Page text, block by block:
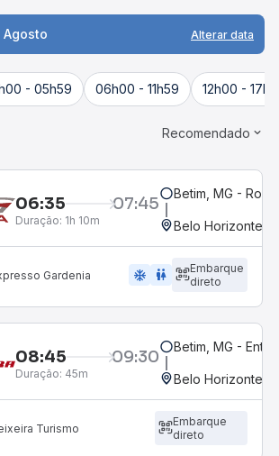
Agosto Alterar data
- 05h59 06h00 - 11h59 12h00 -
Recomendado
06:35 07:45
Duração: 1h 10m
Betim, MG -
Belo Horizonte,
Gardenia ac_unit wc
Embarque
direto
08:45 09:30
Duração: 45m
Betim, MG -
Belo Horizonte,
Turismo
Embarque
direto